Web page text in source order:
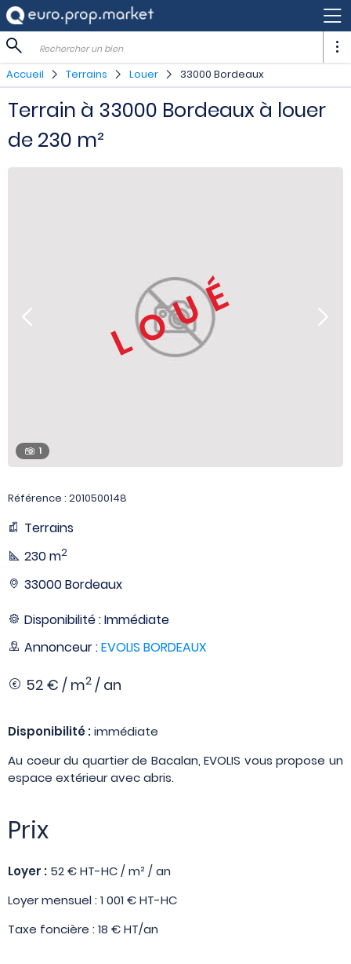
Rechercher un bien
Accueil Terrains Louer 33000 Bordeaux
Terrain à 33000 Bordeaux à louer
de 230 m²
LOUÉ
1
Référence : 2010500148
Terrains
230 m2
33000 Bordeaux
Disponibilité : Immédiate
Annonceur :EVOLIS BORDEAUX
52 € / m2 / an
Disponibilité :immédiate
Au coeur du quartier de Bacalan, EVOLIS vous propose un
espace extérieur avec abris.
Prix
Loyer : 52 € HT-HC / m² / an
Loyer mensuel : 1 001 € HT-HC
Taxe foncière : 18 € HT/an